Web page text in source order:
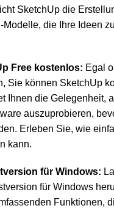
SketchUp die
die Ihre Ideen
Free kostenlos: Egal
Sie können SketchUp
Ihnen die Gelegenheit,
auszuprobieren,
Erleben Sie, wie
kann.
für Windows:
für Windows
Funktionen,